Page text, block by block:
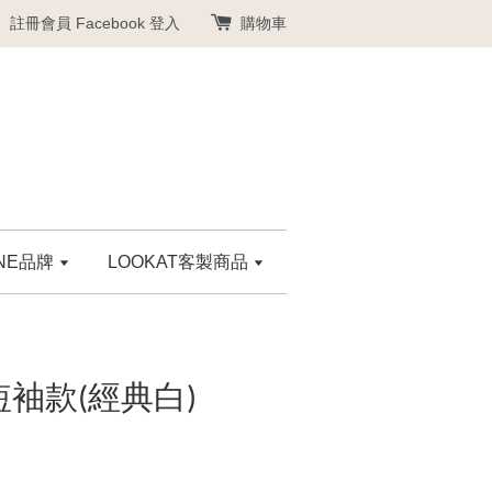
註冊會員 Facebook 登入 購物車
品牌 LOOKAT客製商品
袖款(經典白)